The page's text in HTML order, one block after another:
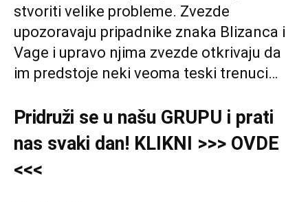
stvoriti velike probleme. Zvezde
upozoravaju pripadnike znaka Blizanca i
Vage i upravo njima zvezde otkrivaju da
im predstoje neki veoma teski trenuci…
Pridruži se u našu GRUPU i prati
nas svaki dan! KLIKNI >>> OVDE
<<<